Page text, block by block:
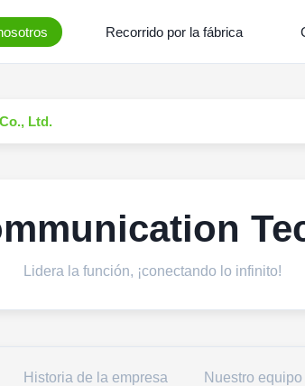
Recorrido por la fábrica
Ltd.
Lidera la función, ¡conectando lo infinito!
Historia de la empresa Nuestro equipo